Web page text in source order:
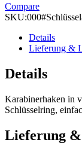
Compare
SKU:
Details
Lieferung &
Details
Karabinerhaken in
Schlüsselring,
Lieferung